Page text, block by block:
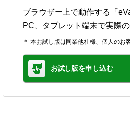
ブラウザー上で動作する「
PC、タブレット端末で実際
＊ 本お試し版は同業他社様、個人のお
お試し版を申し込む